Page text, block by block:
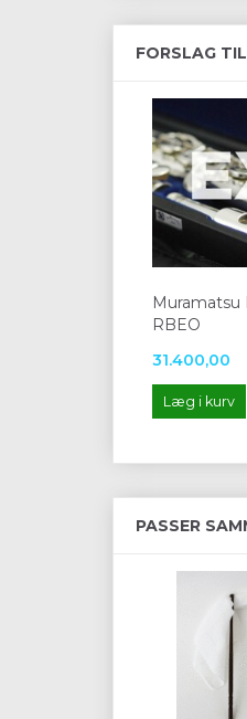
FORSLAG
Muramatsu
RBEO
31.400,00
Læg i kurv
PASSER